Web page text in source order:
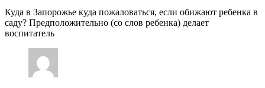
Куда в Запорожье куда пожаловаться, если обижают ребенка в
саду? Предположительно (со слов ребенка) делает
воспитатель